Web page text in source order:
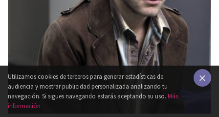
Utilizamos cookies de terceros para generar estadísticas de
audiencia y mostrar publicidad personalizada analizando tu
navegación. Si sigues navegando estarás aceptando su uso. Más
información